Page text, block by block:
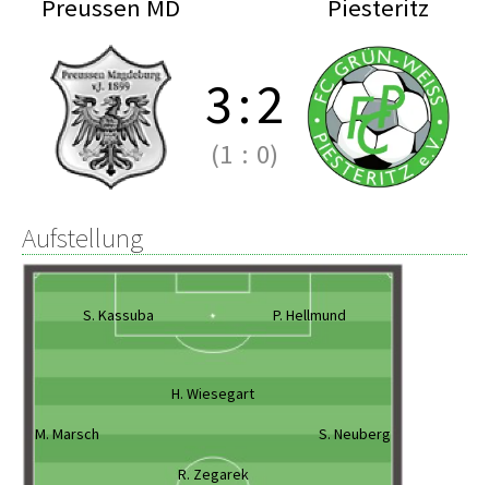
Preussen MD
Piesteritz
3:2
(1 : 0)
Aufstellung
S. Kassuba P. Hellmund
H. Wiesegart
M. Marsch S. Neuberg
R. Zegarek